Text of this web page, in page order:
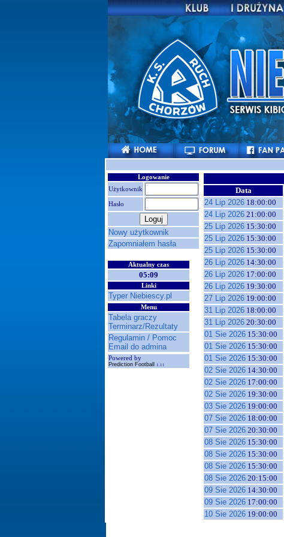
Logowanie
Użytkownik
Hasło
Nowy użytkownik
Zapomniałem hasła
Aktualny czas
05:09
Linki
Typer Niebiescy.pl
Menu
Tabela graczy
Terminarz/Rezultaty
Regulamin / Pomoc
Email do admina
Powered by
Prediction Football 1.11
Data
24 Lip 2026 18:00:00
24 Lip 2026 21:00:00
25 Lip 2026 15:30:00
25 Lip 2026 15:30:00
25 Lip 2026 15:30:00
26 Lip 2026 14:30:00
26 Lip 2026 17:00:00
26 Lip 2026 19:30:00
27 Lip 2026 19:00:00
31 Lip 2026 18:00:00
31 Lip 2026 20:30:00
01 Sie 2026 15:30:00
01 Sie 2026 15:30:00
01 Sie 2026 15:30:00
02 Sie 2026 14:30:00
02 Sie 2026 17:00:00
02 Sie 2026 19:30:00
03 Sie 2026 19:00:00
07 Sie 2026 18:00:00
07 Sie 2026 20:30:00
08 Sie 2026 15:30:00
08 Sie 2026 15:30:00
08 Sie 2026 15:30:00
08 Sie 2026 20:15:00
09 Sie 2026 14:30:00
09 Sie 2026 17:00:00
10 Sie 2026 19:00:00